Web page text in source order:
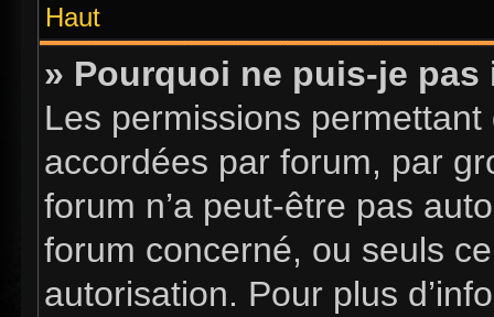
Haut
» Pourquoi ne puis-je
Les permissions
accordées par forum, par
forum n’a peut-être pas
forum concerné, ou seuls
autorisation. Pour plus